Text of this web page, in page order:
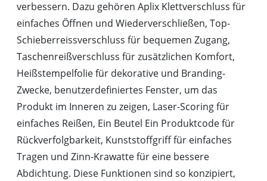
verbessern. Dazu gehören Aplix Klettverschluss für
einfaches Öffnen und Wiederverschließen, Top-
Schieberreissverschluss für bequemen Zugang,
Taschenreißverschluss für zusätzlichen Komfort,
Heißstempelfolie für dekorative und Branding-
Zwecke, benutzerdefiniertes Fenster, um das
Produkt im Inneren zu zeigen, Laser-Scoring für
einfaches Reißen, Ein Beutel Ein Produktcode für
Rückverfolgbarkeit, Kunststoffgriff für einfaches
Tragen und Zinn-Krawatte für eine bessere
Abdichtung. Diese Funktionen sind so konzipiert,